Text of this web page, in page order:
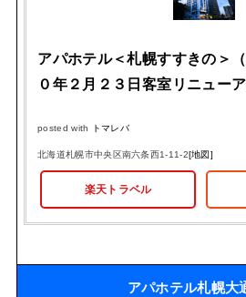
アパホテル＜札幌すすきの＞
０年２月２３日客室リニュー
posted with トマレバ
北海道札幌市中央区南六条西1-11-2[地図]
楽天トラベル
アパホテル札幌大